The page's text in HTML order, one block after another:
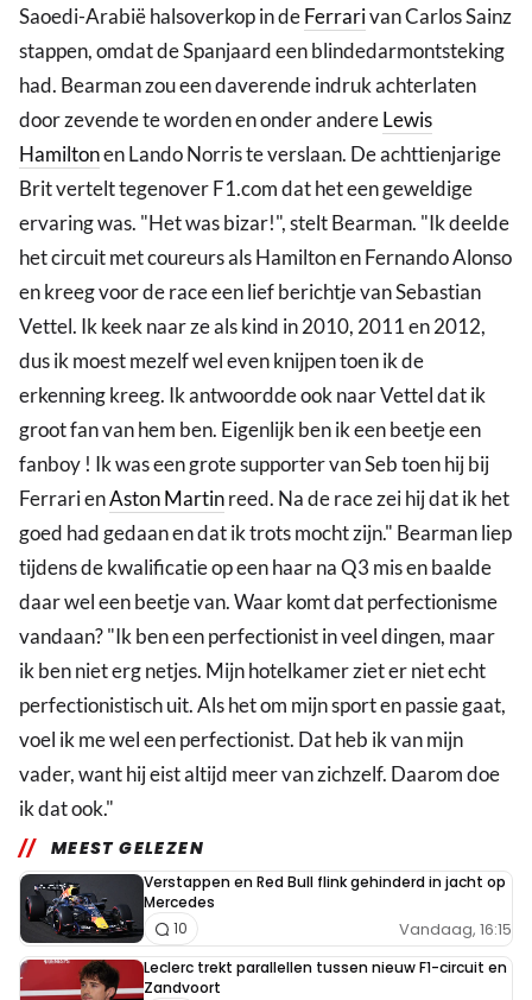
Saoedi-Arabië halsoverkop in deFerrarivan Carlos Sainz
stappen, omdat de Spanjaard een blindedarmontsteking
had. Bearman zou een daverende indruk achterlaten
door zevende te worden en onder andereLewis
Hamiltonen Lando Norris te verslaan. De achttienjarige
Brit vertelt tegenover F1.com dat het een geweldige
ervaring was. "Het was bizar!", stelt Bearman. "Ik deelde
het circuit met coureurs als Hamilton en Fernando Alonso
en kreeg voor de race een lief berichtje van Sebastian
Vettel. Ik keek naar ze als kind in 2010, 2011 en 2012,
dus ik moest mezelf wel even knijpen toen ik de
erkenning kreeg. Ik antwoordde ook naar Vettel dat ik
groot fan van hem ben. Eigenlijk ben ik een beetje een
fanboy ! Ik was een grote supporter van Seb toen hij bij
Ferrari enAston Martinreed. Na de race zei hij dat ik het
goed had gedaan en dat ik trots mocht zijn." Bearman liep
tijdens de kwalificatie op een haar na Q3 mis en baalde
daar wel een beetje van. Waar komt dat perfectionisme
vandaan? "Ik ben een perfectionist in veel dingen, maar
ik ben niet erg netjes. Mijn hotelkamer ziet er niet echt
perfectionistisch uit. Als het om mijn sport en passie gaat,
voel ik me wel een perfectionist. Dat heb ik van mijn
vader, want hij eist altijd meer van zichzelf. Daarom doe
ik dat ook."
MEEST GELEZEN
Verstappen en Red Bull flink gehinderd in jacht op
Mercedes
Vandaag, 16:15
10
Leclerc trekt parallellen tussen nieuw F1-circuit en
Zandvoort